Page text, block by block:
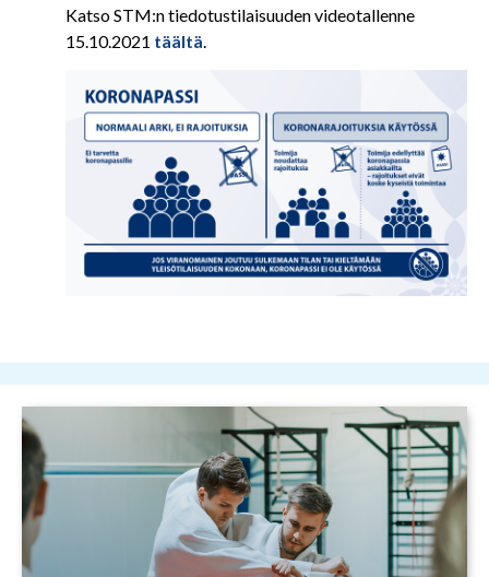
Katso STM:n tiedotustilaisuuden videotallenne
15.10.2021 täältä.